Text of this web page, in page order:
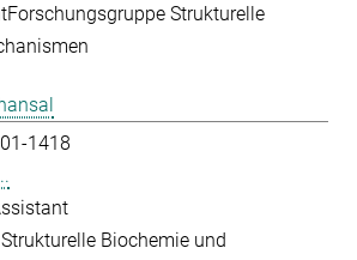
Forschungsgruppe Strukturelle
1418
Biochemie und